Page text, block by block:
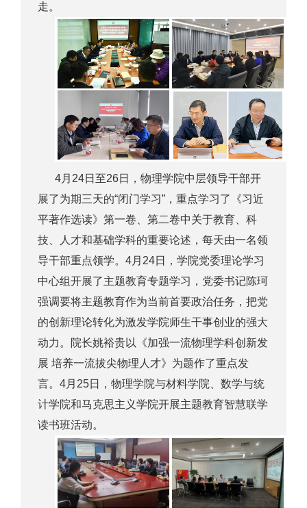
走。
4月24日至26日，物理学院中层领导干部开
展了为期三天的“闭门学习”，重点学习了《习近
平著作选读》第一卷、第二卷中关于教育、科
技、人才和基础学科的重要论述，每天由一名领
导干部重点领学。4月24日，学院党委理论学习
中心组开展了主题教育专题学习，党委书记陈珂
强调要将主题教育作为当前首要政治任务，把党
的创新理论转化为激发学院师生干事创业的强大
动力。院长姚裕贵以《加强一流物理学科创新发
展 培养一流拔尖物理人才》为题作了重点发
言。4月25日，物理学院与材料学院、数学与统
计学院和马克思主义学院开展主题教育智慧联学
读书班活动。